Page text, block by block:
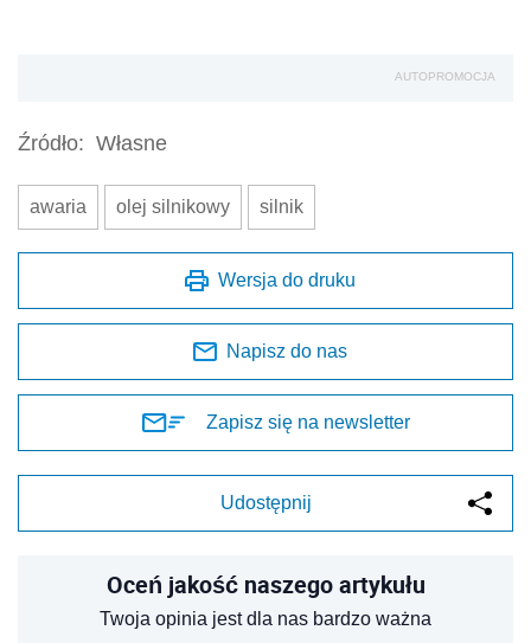
AUTOPROMOCJA
Źródło: Własne
awaria olej silnikowy silnik
Wersja do druku
Napisz do nas
Zapisz się na newsletter
Udostępnij
Oceń jakość naszego artykułu
Twoja opinia jest dla nas bardzo ważna